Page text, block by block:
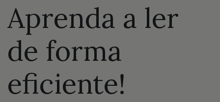
Aprenda a ler
de forma
eficiente!